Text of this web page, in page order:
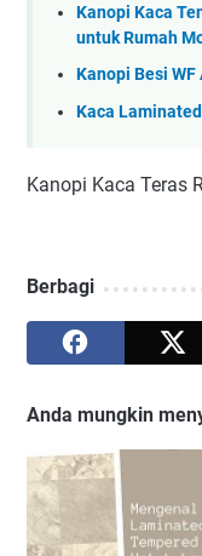
Kanopi Kaca
untuk Rumah
Kanopi Besi WF
Kaca
Kanopi Kaca Teras
Berbagi
Anda mungkin